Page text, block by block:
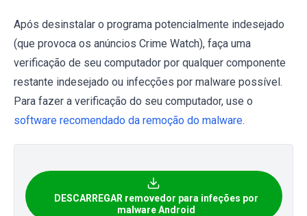
Após desinstalar o programa potencialmente indesejado
(que provoca os anúncios Crime Watch), faça uma
verificação de seu computador por qualquer componente
restante indesejado ou infecções por malware possível.
Para fazer a verificação do seu computador, use o
software recomendado da remoção do malware.
DESCARREGAR removedor para infeções por
malware Android